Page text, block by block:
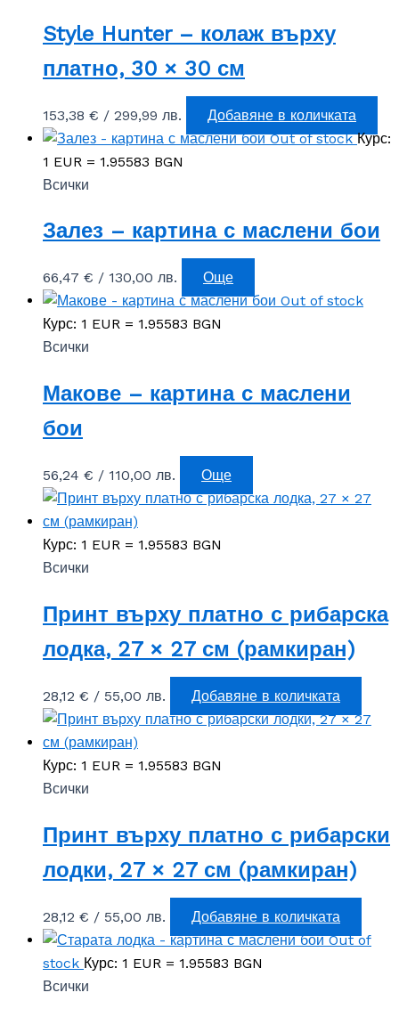
Style Hunter – колаж върху
платно, 30 × 30 см
153,38 € / 299,99 лв.
Добавяне в количката
Out of stock Курс:
1 EUR = 1.95583 BGN
Всички
Залез – картина с маслени бои
66,47 € / 130,00 лв.
Още
Out of stock
Курс: 1 EUR = 1.95583 BGN
Всички
Макове – картина с маслени
бои
56,24 € / 110,00 лв. Още
Курс: 1 EUR = 1.95583 BGN
Всички
Принт върху платно с рибарска
лодка, 27 × 27 см (рамкиран)
28,12 € / 55,00 лв. Добавяне в количката
Курс: 1 EUR = 1.95583 BGN
Всички
Принт върху платно с рибарски
лодки, 27 × 27 см (рамкиран)
28,12 € / 55,00 лв.
Добавяне в количката
Out of
stock Курс: 1 EUR = 1.95583 BGN
Всички